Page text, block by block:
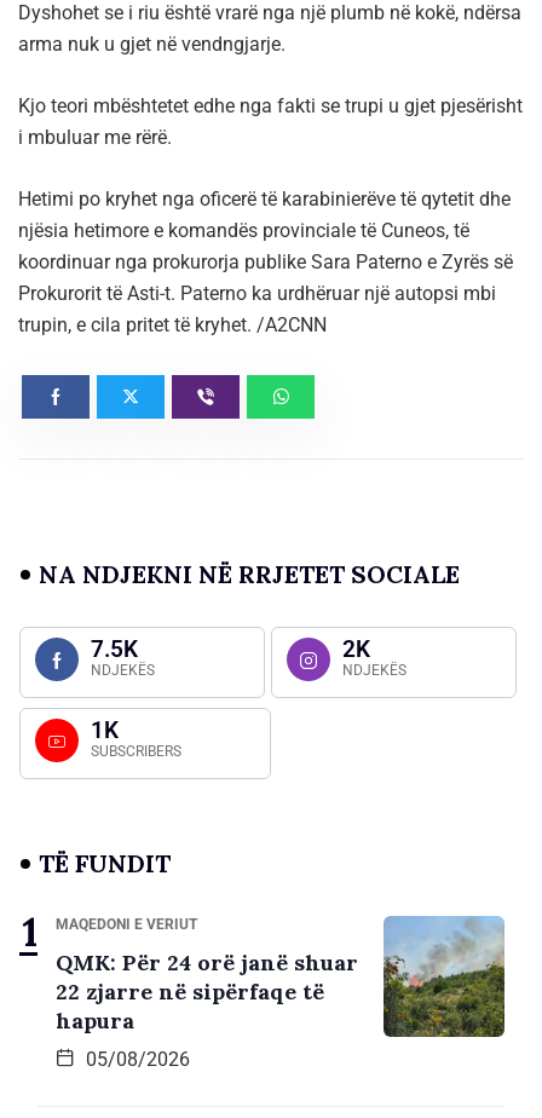
Dyshohet se i riu është vrarë nga një plumb në kokë, ndërsa
arma nuk u gjet në vendngjarje.
Kjo teori mbështetet edhe nga fakti se trupi u gjet pjesërisht
i mbuluar me rërë.
Hetimi po kryhet nga oficerë të karabinierëve të qytetit dhe
njësia hetimore e komandës provinciale të Cuneos, të
koordinuar nga prokurorja publike Sara Paterno e Zyrës së
Prokurorit të Asti-t. Paterno ka urdhëruar një autopsi mbi
trupin, e cila pritet të kryhet. /A2CNN
NA NDJEKNI NË RRJETET SOCIALE
7.5K
NDJEKËS
2K
NDJEKËS
1K
SUBSCRIBERS
TË FUNDIT
MAQEDONI E VERIUT
QMK: Për 24 orë janë shuar
22 zjarre në sipërfaqe të
hapura
05/08/2026